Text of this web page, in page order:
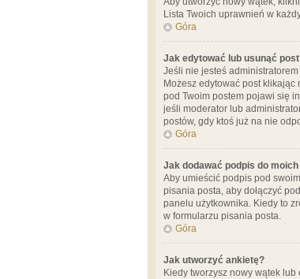
Lista Twoich uprawnień w
Góra
Jak edytować lub usunąć
Jeśli nie jesteś
Możesz edytować post klikając
pod Twoim postem pojawi się
jeśli moderator lub
postów, gdy ktoś już na nie
Góra
Jak dodawać podpis do
Aby umieścić podpis pod
pisania posta, aby dołączyć
panelu użytkownika. Kiedy to
w formularzu pisania posta.
Góra
Jak utworzyć ankietę?
Kiedy tworzysz nowy wątek